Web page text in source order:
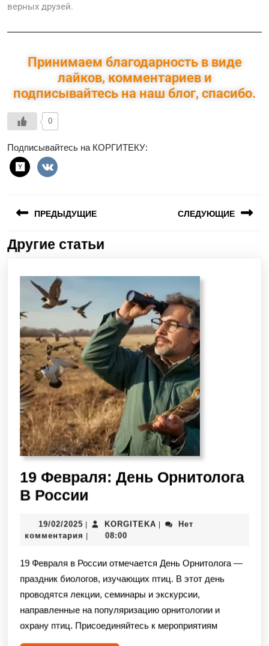
верных друзей.
Принимаем благодарность в виде
лайков, комментариев и
подписывайтесь на наш блог, спасибо.
0
Подписывайтесь на КОРГИТЕКУ:
ПРЕДЫДУЩИЕ СЛЕДУЮЩИЕ
Другие статьи
19 Февраля: День Орнитолога
В России
19/02/2025 | KORGITEKA |
Нет
комментария | 08:00
19 Февраля в России отмечается День Орнитолога —
праздник биологов, изучающих птиц. В этот день
проводятся лекции, семинары и экскурсии,
направленные на популяризацию орнитологии и
охрану птиц. Присоединяйтесь к мероприятиям